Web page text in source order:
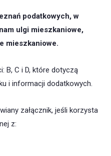
podatkowych, w
ulgi mieszkaniowe,
mieszkaniowe.
B, C i D, które dotyczą
i informacji dodatkowych.
załącznik, jeśli korzysta
z: